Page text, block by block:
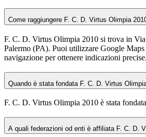
Come raggiungere F. C. D. Virtus Olimpia
F. C. D. Virtus Olimpia 2010 si trova in
Palermo (PA). Puoi utilizzare Google
navigazione per ottenere indicazioni precise.
Quando è stata fondata F. C. D. Virtus
F. C. D. Virtus Olimpia 2010 è stata
A quali federazioni od enti è affiliata F. C. D.